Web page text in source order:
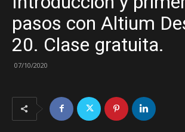
pasos con Altium
20. Clase gratuita.
07/10/2020